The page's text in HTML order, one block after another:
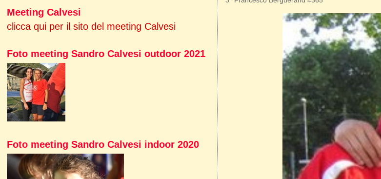
Meeting Calvesi
clicca qui per il sito del meeting Calvesi
Foto meeting Sandro Calvesi outdoor 2021
Foto meeting Sandro Calvesi indoor 2020